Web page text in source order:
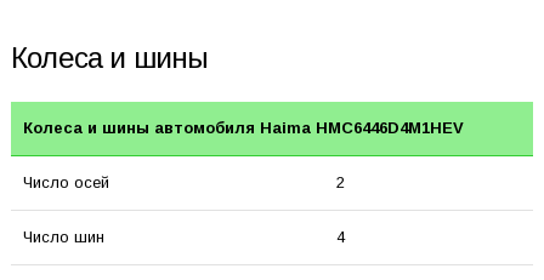
Колеса и шины
Колеса и шины автомобиля Haima HMC6446D4M1HEV
Число осей 2
Число шин 4